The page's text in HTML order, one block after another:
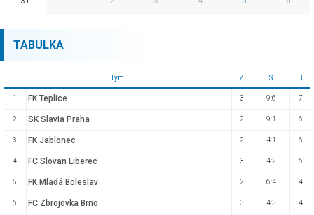
TABULKA
Tým Z S B
1. FK Teplice 3 9:6 7
2. SK Slavia Praha 2 9:1 6
3. FK Jablonec 2 4:1 6
4. FC Slovan Liberec 3 4:2 6
5. FK Mladá Boleslav 2 6:4 4
6. FC Zbrojovka Brno 3 4:3 4